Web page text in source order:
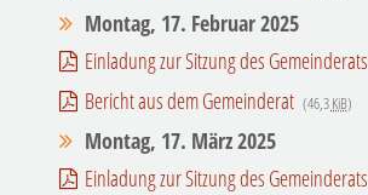
Montag, 17. Februar 2025
Einladung zur Sitzung des Gemeinderats
Bericht aus dem Gemeinderat (46,3KiB)
Montag, 17. März 2025
Einladung zur Sitzung des Gemeinderats